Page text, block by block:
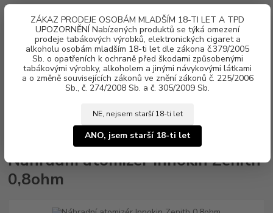
ZÁKAZ PRODEJE OSOBÁM MLADŠÍM 18-TI LET A TPD
UPOZORNĚNÍ Nabízených produktů se týká omezení
prodeje tabákových výrobků, elektronických cigaret a
alkoholu osobám mladším 18-ti let dle zákona č.379/2005
Sb. o opatřeních k ochraně před škodami způsobenými
tabákovými výrobky, alkoholem a jinými návykovými látkami
a o změně souvisejících zákonů ve znění zákonů č. 225/2006
Sb., č. 274/2008 Sb. a č. 305/2009 Sb.
NE, nejsem starší 18-ti let
ANO, jsem starší 18-ti let
Menu
za0 Kč
Náhradní atomizér Innokin Zenith
0,8ohm